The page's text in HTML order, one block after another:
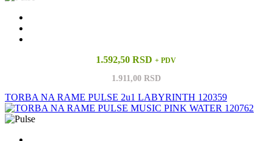
1.592,50 RSD + PDV
1.911,00 RSD
TORBA NA RAME PULSE 2u1 LABYRINTH 120359